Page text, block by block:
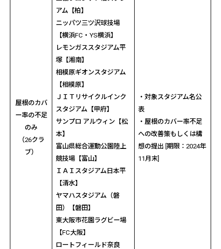
屋根のカバ
ー率の不足
のみ
（26クラ
ブ）
アム【柏】
ニッパツ三ツ沢球技場
【横浜FC ・YS横浜】
レモンガススタジアム平
塚【湘南】
相模原ギオンスタジアム
【相模原】
ＪＩＴリサイクルインク
スタジアム【甲府】
サンプロ アルウィン【松
本】
富山県総合運動公園陸上
競技場【富山】
ＩＡＩスタジアム日本平
【清水】
ヤマハスタジアム（磐
田）【磐田】
東大阪市花園ラグビー場
【FC大阪】
ロートフィールド奈良
・対象スタジアム名公
表
・屋根のカバー率不足
への改善策もしくは構
想の提出 [期限：2024年
11月末